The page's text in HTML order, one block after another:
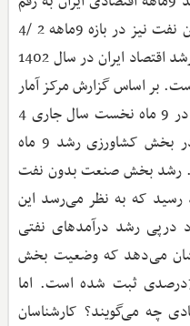
7 /6 درصد رسیده است. رشد بدون نفت نیز در بازه 9ماهه 2 /4
درصد گزارش شده است. بالا رفتن رشد اقتصاد ایران در سال 1402
بر اساس گزارش مرکز آمار
ایران رشد گروه نفت و گاز طبیعی در 9 ماه نخست سال جاری 4
/22 درصد اعلام شده است. اما در بخش کشاورزی رشد 9 ماه
شد. رشد بخش صنعت بدون نفت
و به رقم 5 /2 درصد رسید که به نظر می‌رسد این
در‌پی رشد درآمدهای نفتی
می‌دهد که وضعیت بخش
خدمات مناسب بوده و رشد 1 /7درصدی ثبت شده است. اما
چه می‌گویند؟ کارشناسان